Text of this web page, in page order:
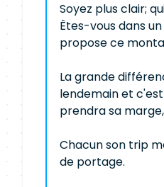
Soyez plus clair;
Êtes-vous dans
propose ce
La grande
lendemain et
prendra sa
Chacun son trip
de portage.